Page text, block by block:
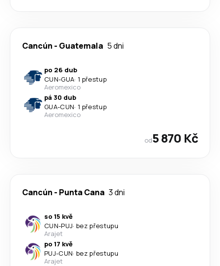
Cancún - Guatemala 5 dni
po 26 dub
CUN-GUA· 1 přestup
Aeromexico
pá 30 dub
GUA-CUN· 1 přestup
Aeromexico
od5 870 Kč
Cancún - Punta Cana 3 dni
so 15 kvě
CUN-PUJ· bez přestupu
Arajet
po 17 kvě
PUJ-CUN· bez přestupu
Arajet